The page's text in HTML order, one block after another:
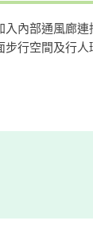
入內部通風廊
步行空間及行